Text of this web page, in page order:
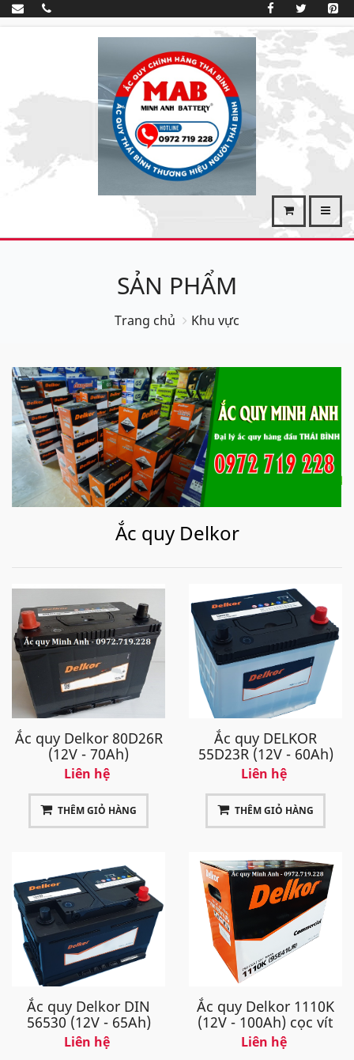
SẢN PHẨM
Trang chủ Khu vực
Ắc quy Delkor
Ắc quy Delkor 80D26R
(12V - 70Ah)
Liên hệ
THÊM GIỎ HÀNG
Ắc quy DELKOR
55D23R (12V - 60Ah)
Liên hệ
THÊM GIỎ HÀNG
Ắc quy Delkor DIN
56530 (12V - 65Ah)
Liên hệ
Ắc quy Delkor 1110K
(12V - 100Ah) cọc vít
Liên hệ